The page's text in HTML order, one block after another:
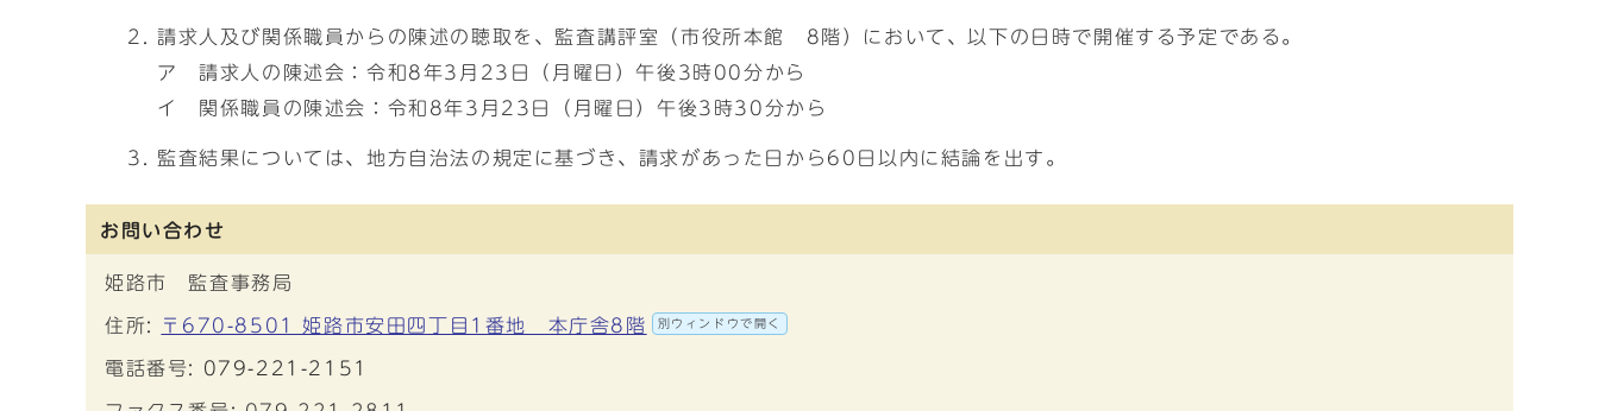
請求人及び関係職員からの陳述の聴取を、監査講評室（市役所本館 8階）において、以下の日時で開催する予定である。
ア 請求人の陳述会：令和8年3月23日（月曜日）午後3時00分から
イ 関係職員の陳述会：令和8年3月23日（月曜日）午後3時30分から
監査結果については、地方自治法の規定に基づき、請求があった日から60日以内に結論を出す。
お問い合わせ
姫路市 監査事務局
住所: 〒670-8501 姫路市安田四丁目1番地 本庁舎8階 別ウィンドウで開く
電話番号: 079-221-2151